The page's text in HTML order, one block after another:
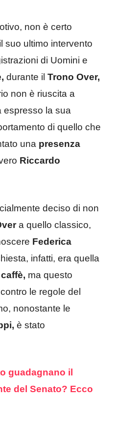
non è certo
suo ultimo intervento
di Uomini e
durante il Trono Over,
non è riuscita a
espresso la sua
di quello che
una presenza
Riccardo
deciso di non
a quello classico,
Federica
infatti, era quella
caffè, ma questo
le regole del
nonostante le
è stato
guadagnano il
del Senato? Ecco